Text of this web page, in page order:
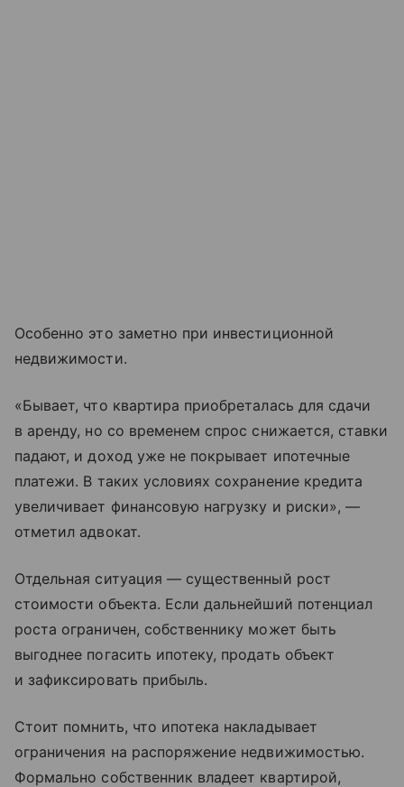
Особенно это заметно при инвестиционной
недвижимости.
«Бывает, что квартира приобреталась для сдачи
в аренду, но со временем спрос снижается, ставки
падают, и доход уже не покрывает ипотечные
платежи. В таких условиях сохранение кредита
увеличивает финансовую нагрузку и риски», —
отметил адвокат.
Отдельная ситуация — существенный рост
стоимости объекта. Если дальнейший потенциал
роста ограничен, собственнику может быть
выгоднее погасить ипотеку, продать объект
и зафиксировать прибыль.
Стоит помнить, что ипотека накладывает
ограничения на распоряжение недвижимостью.
Формально собственник владеет квартирой,